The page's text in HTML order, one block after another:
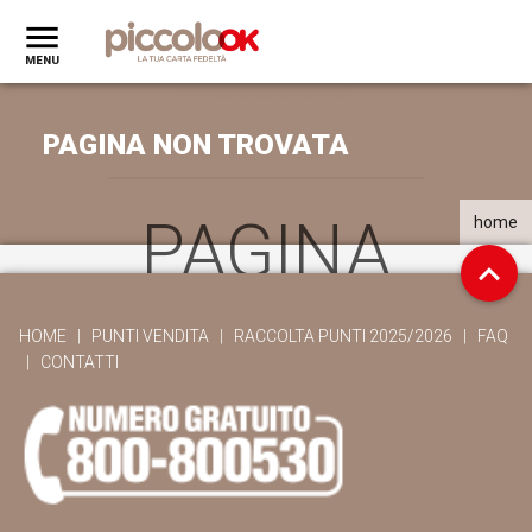
PAGINA NON TROVATA
home
PAGINA
NON
TROVATA
HOME PUNTI VENDITA RACCOLTA PUNTI 2025/2026
FAQ
CONTATTI